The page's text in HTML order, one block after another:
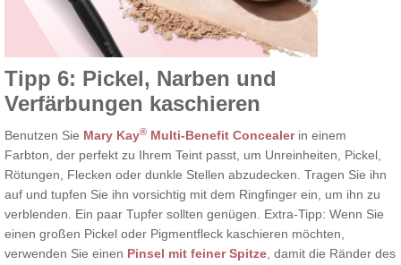
Tipp 6: Pickel, Narben und
Verfärbungen kaschieren
Benutzen Sie Mary Kay® Multi-Benefit Concealer in einem
Farbton, der perfekt zu Ihrem Teint passt, um Unreinheiten, Pickel,
Rötungen, Flecken oder dunkle Stellen abzudecken. Tragen Sie ihn
auf und tupfen Sie ihn vorsichtig mit dem Ringfinger ein, um ihn zu
verblenden. Ein paar Tupfer sollten genügen. Extra-Tipp: Wenn Sie
einen großen Pickel oder Pigmentfleck kaschieren möchten,
verwenden Sie einen Pinsel mit feiner Spitze , damit die Ränder des